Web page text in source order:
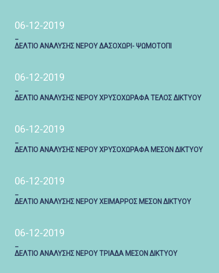
06-12-2019
ΔΕΛΤΙΟ ΑΝΑΛΥΣΗΣ ΝΕΡΟΥ ΔΑΣΟΧΩΡΙ- ΨΩΜΟΤΟΠΙ
06-12-2019
ΔΕΛΤΙΟ ΑΝΑΛΥΣΗΣ ΝΕΡΟΥ ΧΡΥΣΟΧΩΡΑΦΑ ΤΕΛΟΣ ΔΙΚΤΥΟΥ
06-12-2019
ΔΕΛΤΙΟ ΑΝΑΛΥΣΗΣ ΝΕΡΟΥ ΧΡΥΣΟΧΩΡΑΦΑ ΜΕΣΟΝ ΔΙΚΤΥΟΥ
06-12-2019
ΔΕΛΤΙΟ ΑΝΑΛΥΣΗΣ ΝΕΡΟΥ ΧΕΙΜΑΡΡΟΣ ΜΕΣΟΝ ΔΙΚΤΥΟΥ
06-12-2019
ΔΕΛΤΙΟ ΑΝΑΛΥΣΗΣ ΝΕΡΟΥ ΤΡΙΑΔΑ ΜΕΣΟΝ ΔΙΚΤΥΟΥ